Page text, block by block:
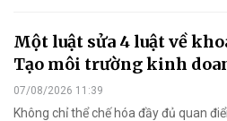
Một luật sửa 4 luật về
Tạo môi trường kinh
07/08/2026 11:39
Không chỉ thể chế hóa đầy đủ quan